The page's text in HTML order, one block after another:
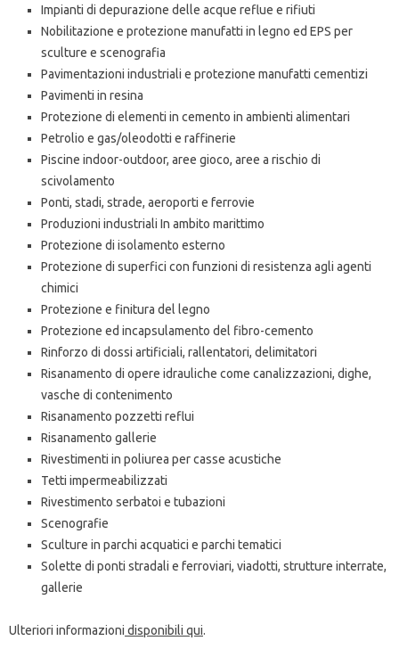
Impianti di depurazione delle acque reflue e rifiuti
Nobilitazione e protezione manufatti in legno ed EPS per
sculture e scenografia
Pavimentazioni industriali e protezione manufatti cementizi
Pavimenti in resina
Protezione di elementi in cemento in ambienti alimentari
Petrolio e gas/oleodotti e raffinerie
Piscine indoor-outdoor, aree gioco, aree a rischio di
scivolamento
Ponti, stadi, strade, aeroporti e ferrovie
Produzioni industriali In ambito marittimo
Protezione di isolamento esterno
Protezione di superfici con funzioni di resistenza agli agenti
chimici
Protezione e finitura del legno
Protezione ed incapsulamento del fibro-cemento
Rinforzo di dossi artificiali, rallentatori, delimitatori
Risanamento di opere idrauliche come canalizzazioni, dighe,
vasche di contenimento
Risanamento pozzetti reflui
Risanamento gallerie
Rivestimenti in poliurea per casse acustiche
Tetti impermeabilizzati
Rivestimento serbatoi e tubazioni
Scenografie
Sculture in parchi acquatici e parchi tematici
Solette di ponti stradali e ferroviari, viadotti, strutture interrate,
gallerie
Ulteriori informazioni disponibili qui.